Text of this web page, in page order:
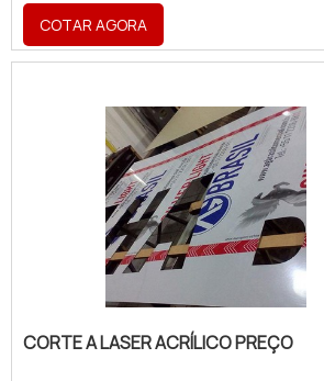
comodidades. Os painéis de
facilitam o
equipamentos de pequeno, médio
indústria. Em poucas palavras, o
elétrico atua como o cérebro do
elétrico, que comanda diversas
em uma fábrica. O equipamento
da linha de produção das
promove uma s.
COTAR AGORA
CORTE A LASER ACRÍLICO PREÇO